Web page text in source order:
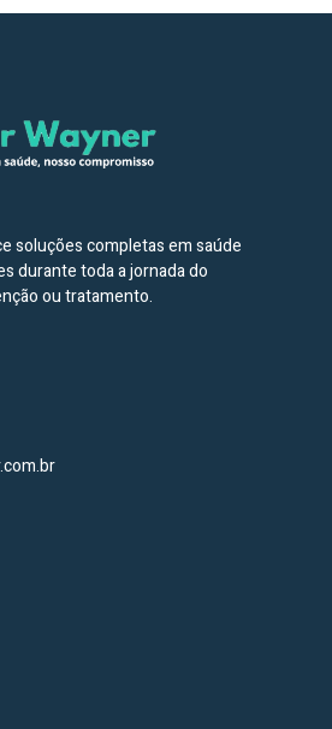
soluções completas em saúde
durante toda a jornada do
ou tratamento.